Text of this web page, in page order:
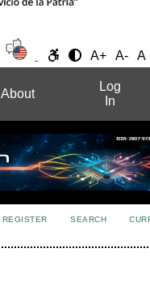
A+ A- A
About
Log
In
REGISTER SEARCH